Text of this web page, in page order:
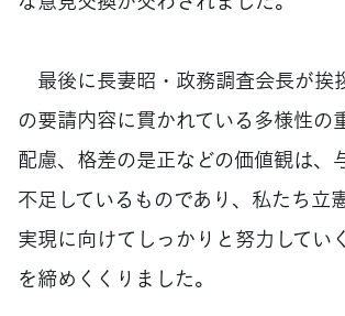
最後に長妻昭・政務調査会長が挨
の要請内容に貫かれている多様性の
配慮、格差の是正などの価値観は、
不足しているものであり、私たち立
実現に向けてしっかりと努力してい
を締めくくりました。